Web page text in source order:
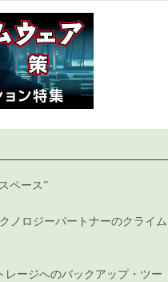
ペース”
ノロジーパートナーのクライム
レージへのバックアップ・ツー